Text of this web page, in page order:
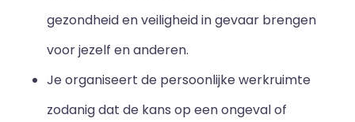
gezondheid en veiligheid in gevaar brengen
voor jezelf en anderen.
Je organiseert de persoonlijke werkruimte
zodanig dat de kans op een ongeval of